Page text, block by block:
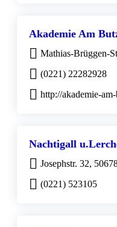
Akademie Am
Mathias-Brüggen-
(0221) 22282928
http://akademie-
Nachtigall
Josephstr. 32,
(0221) 523105